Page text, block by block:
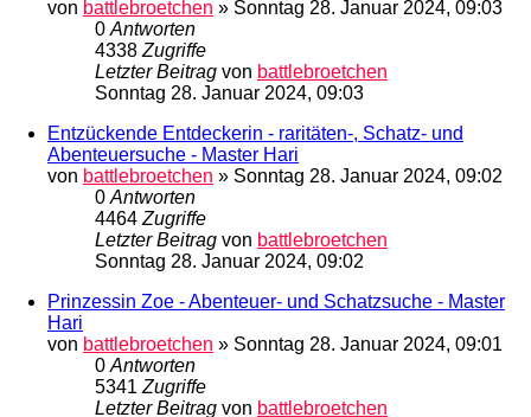
von battlebroetchen » Sonntag 28. Januar 2024, 09:03
0Antworten
4338Zugriffe
Letzter Beitrag von battlebroetchen
Sonntag 28. Januar 2024, 09:03
Entzückende Entdeckerin - raritäten-, Schatz- und
Abenteuersuche - Master Hari
von battlebroetchen » Sonntag 28. Januar 2024, 09:02
0Antworten
4464Zugriffe
Letzter Beitrag von battlebroetchen
Sonntag 28. Januar 2024, 09:02
Prinzessin Zoe - Abenteuer- und Schatzsuche - Master
Hari
von battlebroetchen » Sonntag 28. Januar 2024, 09:01
0Antworten
5341Zugriffe
Letzter Beitrag von battlebroetchen